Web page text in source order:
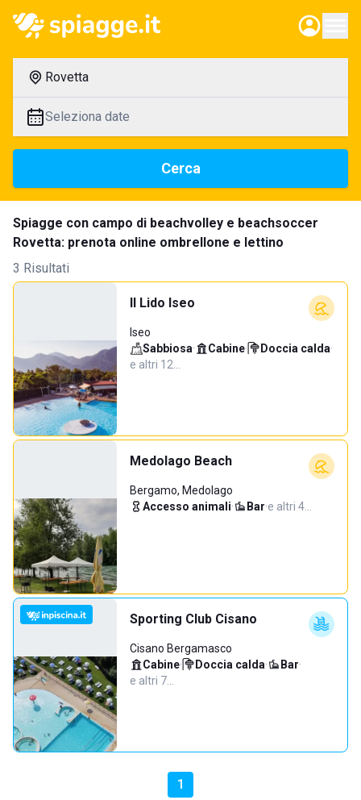
Rovetta
Seleziona date
Cerca
Spiagge con campo di beachvolley e beachsoccer
Rovetta: prenota online ombrellone e lettino
3 Risultati
Il Lido Iseo
Iseo
Sabbiosa· Cabine· Doccia calda·
e altri 12…
Medolago Beach
Bergamo, Medolago
Accesso animali· Bar·e altri 4…
Sporting Club Cisano
Cisano Bergamasco
Cabine· Doccia calda· Bar·
e altri 7…
1